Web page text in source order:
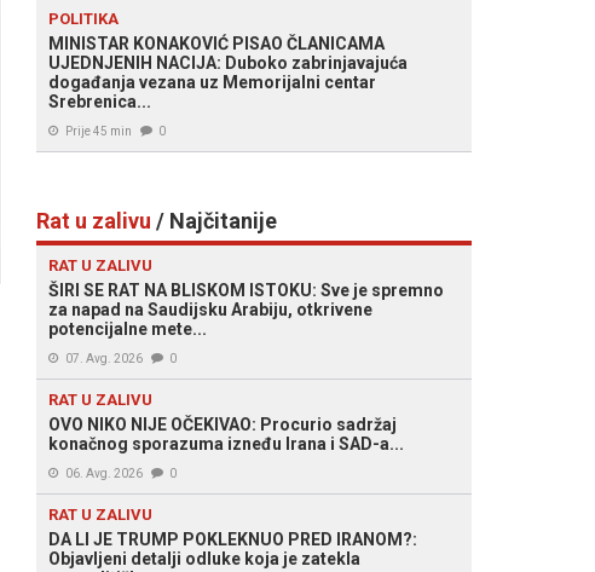
Foto: Kent Nishimura/AFP
POLITIKA
MINISTAR KONAKOVIĆ PISAO ČLANICAMA
UJEDNJENIH NACIJA: Duboko zabrinjavajuća
događanja vezana uz Memorijalni centar
Srebrenica...
Prije 45 min 0
Rat u zalivu / Najčitanije
RAT U ZALIVU
ŠIRI SE RAT NA BLISKOM ISTOKU: Sve je spremno
za napad na Saudijsku Arabiju, otkrivene
potencijalne mete...
07. Avg. 2026 0
RAT U ZALIVU
OVO NIKO NIJE OČEKIVAO: Procurio sadržaj
konačnog sporazuma izneđu Irana i SAD-a...
06. Avg. 2026 0
RAT U ZALIVU
DA LI JE TRUMP POKLEKNUO PRED IRANOM?:
Objavljeni detalji odluke koja je zatekla